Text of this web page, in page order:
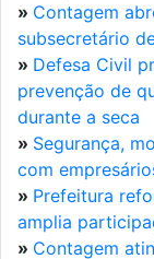
» Contagem
subsecretário
» Defesa Civil
prevenção de
durante a seca
» Segurança,
com
» Prefeitura
amplia
» Contagem